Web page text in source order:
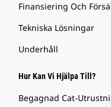
Finansiering Och
Tekniska Lösningar
Underhåll
Hur Kan Vi Hjälpa Till?
Begagnad Cat-